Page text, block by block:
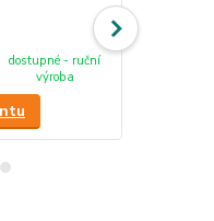
dostupné - ruční
výroba